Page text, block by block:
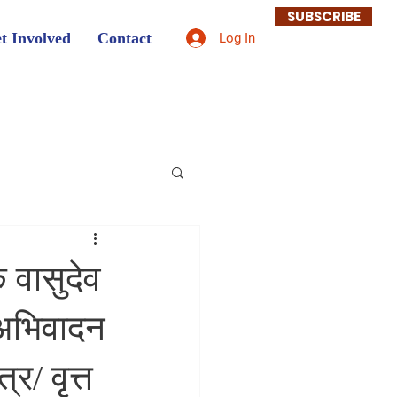
Involved Contact Log In
SUBSCRIBE
वासुदेव
वृत्त